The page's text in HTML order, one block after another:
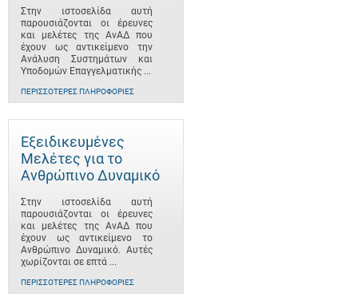
Στην ιστοσελίδα αυτή
παρουσιάζονται οι έρευνες
και μελέτες της ΑνΑΔ που
έχουν ως αντικείμενο την
Ανάλυση Συστημάτων και
Υποδομών Επαγγελματικής ...
ΠΕΡΙΣΣΌΤΕΡΕΣ ΠΛΗΡΟΦΟΡΊΕΣ
Εξειδικευμένες
Μελέτες για το
Ανθρώπινο Δυναμικό
Στην ιστοσελίδα αυτή
παρουσιάζονται οι έρευνες
και μελέτες της ΑνΑΔ που
έχουν ως αντικείμενο το
Ανθρώπινο Δυναμικό. Αυτές
χωρίζονται σε επτά ...
ΠΕΡΙΣΣΌΤΕΡΕΣ ΠΛΗΡΟΦΟΡΊΕΣ